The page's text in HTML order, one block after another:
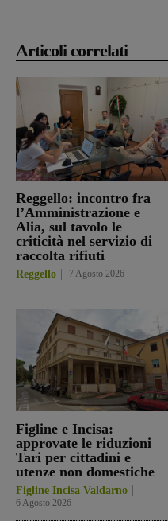
Articoli correlati
Reggello: incontro fra
l’Amministrazione e
Alia, sul tavolo le
criticità nel servizio di
raccolta rifiuti
Reggello 7 Agosto 2026
Figline e Incisa:
approvate le riduzioni
Tari per cittadini e
utenze non domestiche
Figline Incisa Valdarno
6 Agosto 2026